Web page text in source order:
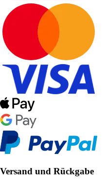
Versand und Rückgabe